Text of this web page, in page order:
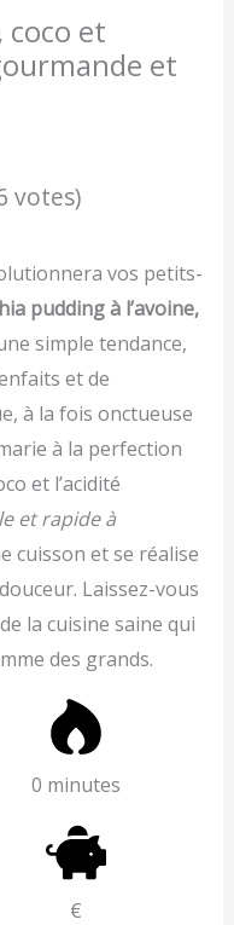
coco et
et
votes)
vos petits-
pudding à l’avoine,
simple tendance,
et de
à la fois onctueuse
à la perfection
et l’acidité
et rapide à
cuisson et se réalise
Laissez-vous
la cuisine saine qui
des grands.
0 minutes
€